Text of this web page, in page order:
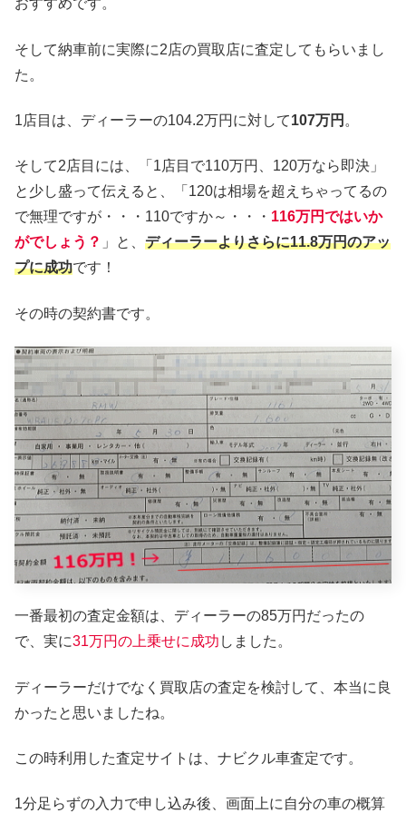
おすすめです。
そして納車前に実際に2店の買取店に査定してもらいまし
た。
1店目は、ディーラーの104.2万円に対して107万円 。
そして2店目には、「1店目で110万円、120万なら即決」
と少し盛って伝えると、「120は相場を超えちゃってるの
で無理ですが・・・110ですか～・・・ 116万円ではいか
がでしょう？ 」と、 ディーラーよりさらに11.8万円のアッ
プに成功です！
その時の契約書です。
一番最初の査定金額は、ディーラーの85万円だったの
で、実に31万円の上乗せに成功 しました。
ディーラーだけでなく買取店の査定を検討して、本当に良
かったと思いましたね。
この時利用した査定サイトは、ナビクル車査定です。
1分足らずの入力で申し込み後、画面上に自分の車の概算